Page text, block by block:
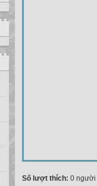
Số lượt thích: 0 người